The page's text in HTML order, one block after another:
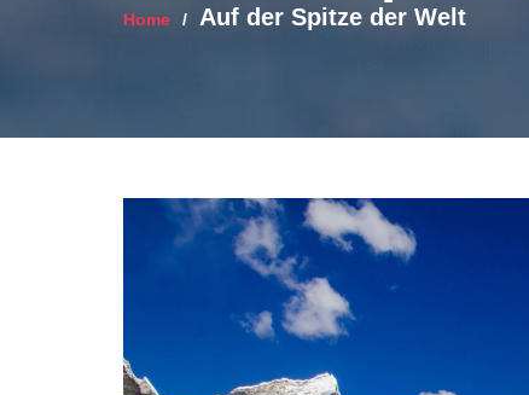
Home Auf der Spitze der Welt